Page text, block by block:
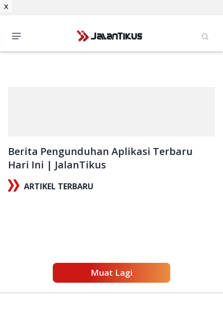
Berita Pengunduhan Aplikasi Terbaru
Hari Ini | JalanTikus
ARTIKEL TERBARU
Muat Lagi
x